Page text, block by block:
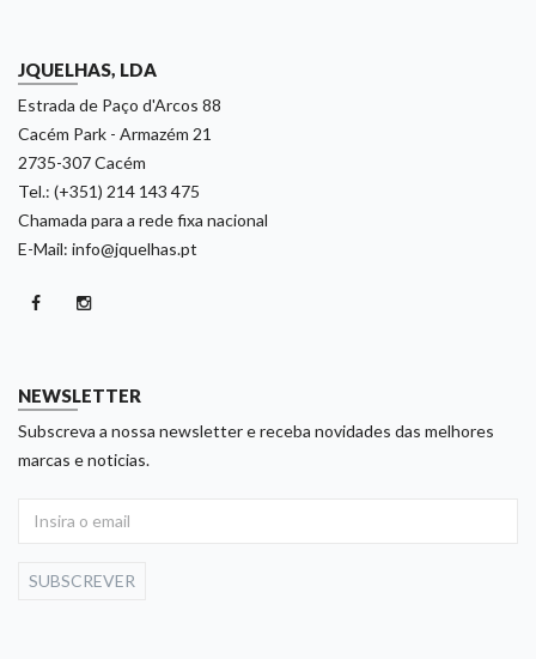
JQUELHAS, LDA
Estrada de Paço d'Arcos 88
Cacém Park - Armazém 21
2735-307 Cacém
Tel.: (+351) 214 143 475
Chamada para a rede fixa nacional
E-Mail: info@jquelhas.pt
NEWSLETTER
Subscreva a nossa newsletter e receba novidades das melhores
marcas e noticias.
SUBSCREVER